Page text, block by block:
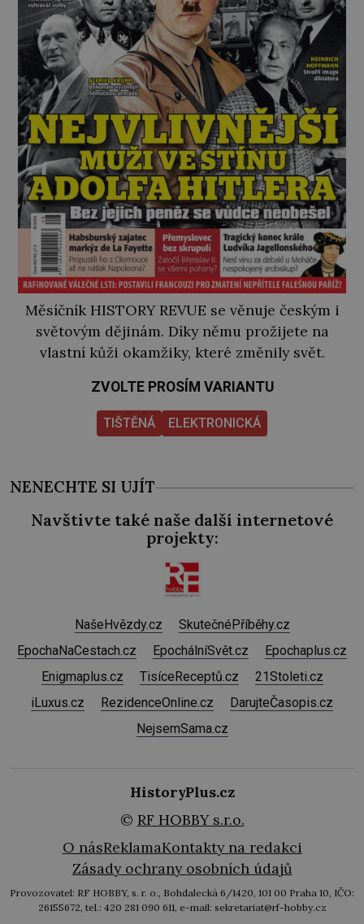
Měsíčník HISTORY REVUE se věnuje českým i
světovým dějinám. Díky němu prožijete na
vlastní kůži okamžiky, které změnily svět.
ZVOLTE PROSÍM VARIANTU
TIŠTĚNÁ ELEKTRONICKÁ
NENECHTE SI UJÍT
Navštivte také naše další internetové
projekty:
NašeHvězdy.cz
SkutečnéPříběhy.cz
EpochaNaCestach.cz
EpochálníSvět.cz
Epochaplus.cz
Enigmaplus.cz
TisíceReceptů.cz
21Stoleti.cz
iLuxus.cz
RezidenceOnline.cz
DarujteČasopis.cz
NejsemSama.cz
HistoryPlus.cz
© RF HOBBY s.r.o.
O násReklamaKontakty na redakci
Zásady ochrany osobních údajů
Provozovatel: RF HOBBY, s. r. o., Bohdalecká 6/1420, 101 00 Praha 10, IČO:
26155672, tel.: 420 281 090 611, e-mail: sekretariat@rf-hobby.cz